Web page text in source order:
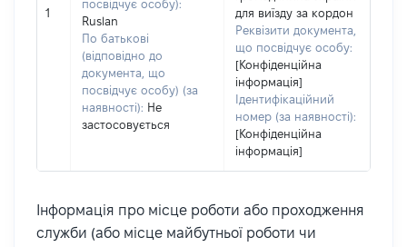
1
посвідчує особу):
Ruslan
По батькові
(відповідно до
документа, що
посвідчує особу) (за
наявності): Не
застосовується
для виїзду за кордон
Реквізити документа,
що посвідчує особу:
[Конфіденційна
інформація]
Ідентифікаційний
номер (за наявності):
[Конфіденційна
інформація]
Інформація про місце роботи або проходження
служби (або місце майбутньої роботи чи